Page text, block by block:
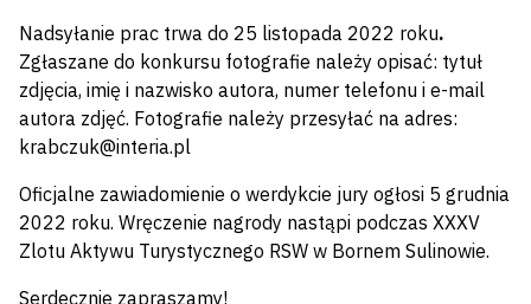
Nadsyłanie prac trwa do 25 listopada 2022 roku.
Zgłaszane do konkursu fotografie należy opisać: tytuł
zdjęcia, imię i nazwisko autora, numer telefonu i e-mail
autora zdjęć. Fotografie należy przesyłać na adres:
krabczuk@interia.pl
Oficjalne zawiadomienie o werdykcie jury ogłosi 5 grudnia
2022 roku. Wręczenie nagrody nastąpi podczas XXXV
Zlotu Aktywu Turystycznego RSW w Bornem Sulinowie.
Serdecznie zapraszamy!